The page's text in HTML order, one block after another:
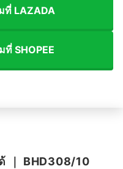
ที่ LAZADA
ที่ SHOPEE
BHD308/10